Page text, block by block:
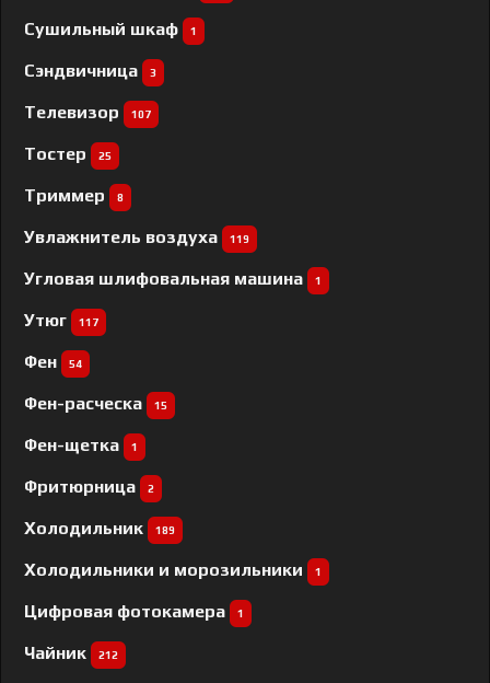
Сушильный шкаф 1
Сэндвичница 3
Телевизор 107
Тостер 25
Триммер 8
Увлажнитель воздуха 119
Угловая шлифовальная машина 1
Утюг 117
Фен 54
Фен-расческа 15
Фен-щетка 1
Фритюрница 2
Холодильник 189
Холодильники и морозильники 1
Цифровая фотокамера 1
Чайник 212